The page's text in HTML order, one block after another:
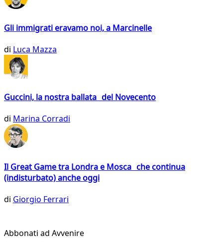
Gli immigrati eravamo noi, a Marcinelle
di Luca Mazza
Guccini, la nostra ballata del Novecento
di Marina Corradi
Il Great Game tra Londra e Mosca che continua
(indisturbato) anche oggi
di Giorgio Ferrari
Abbonati ad Avvenire